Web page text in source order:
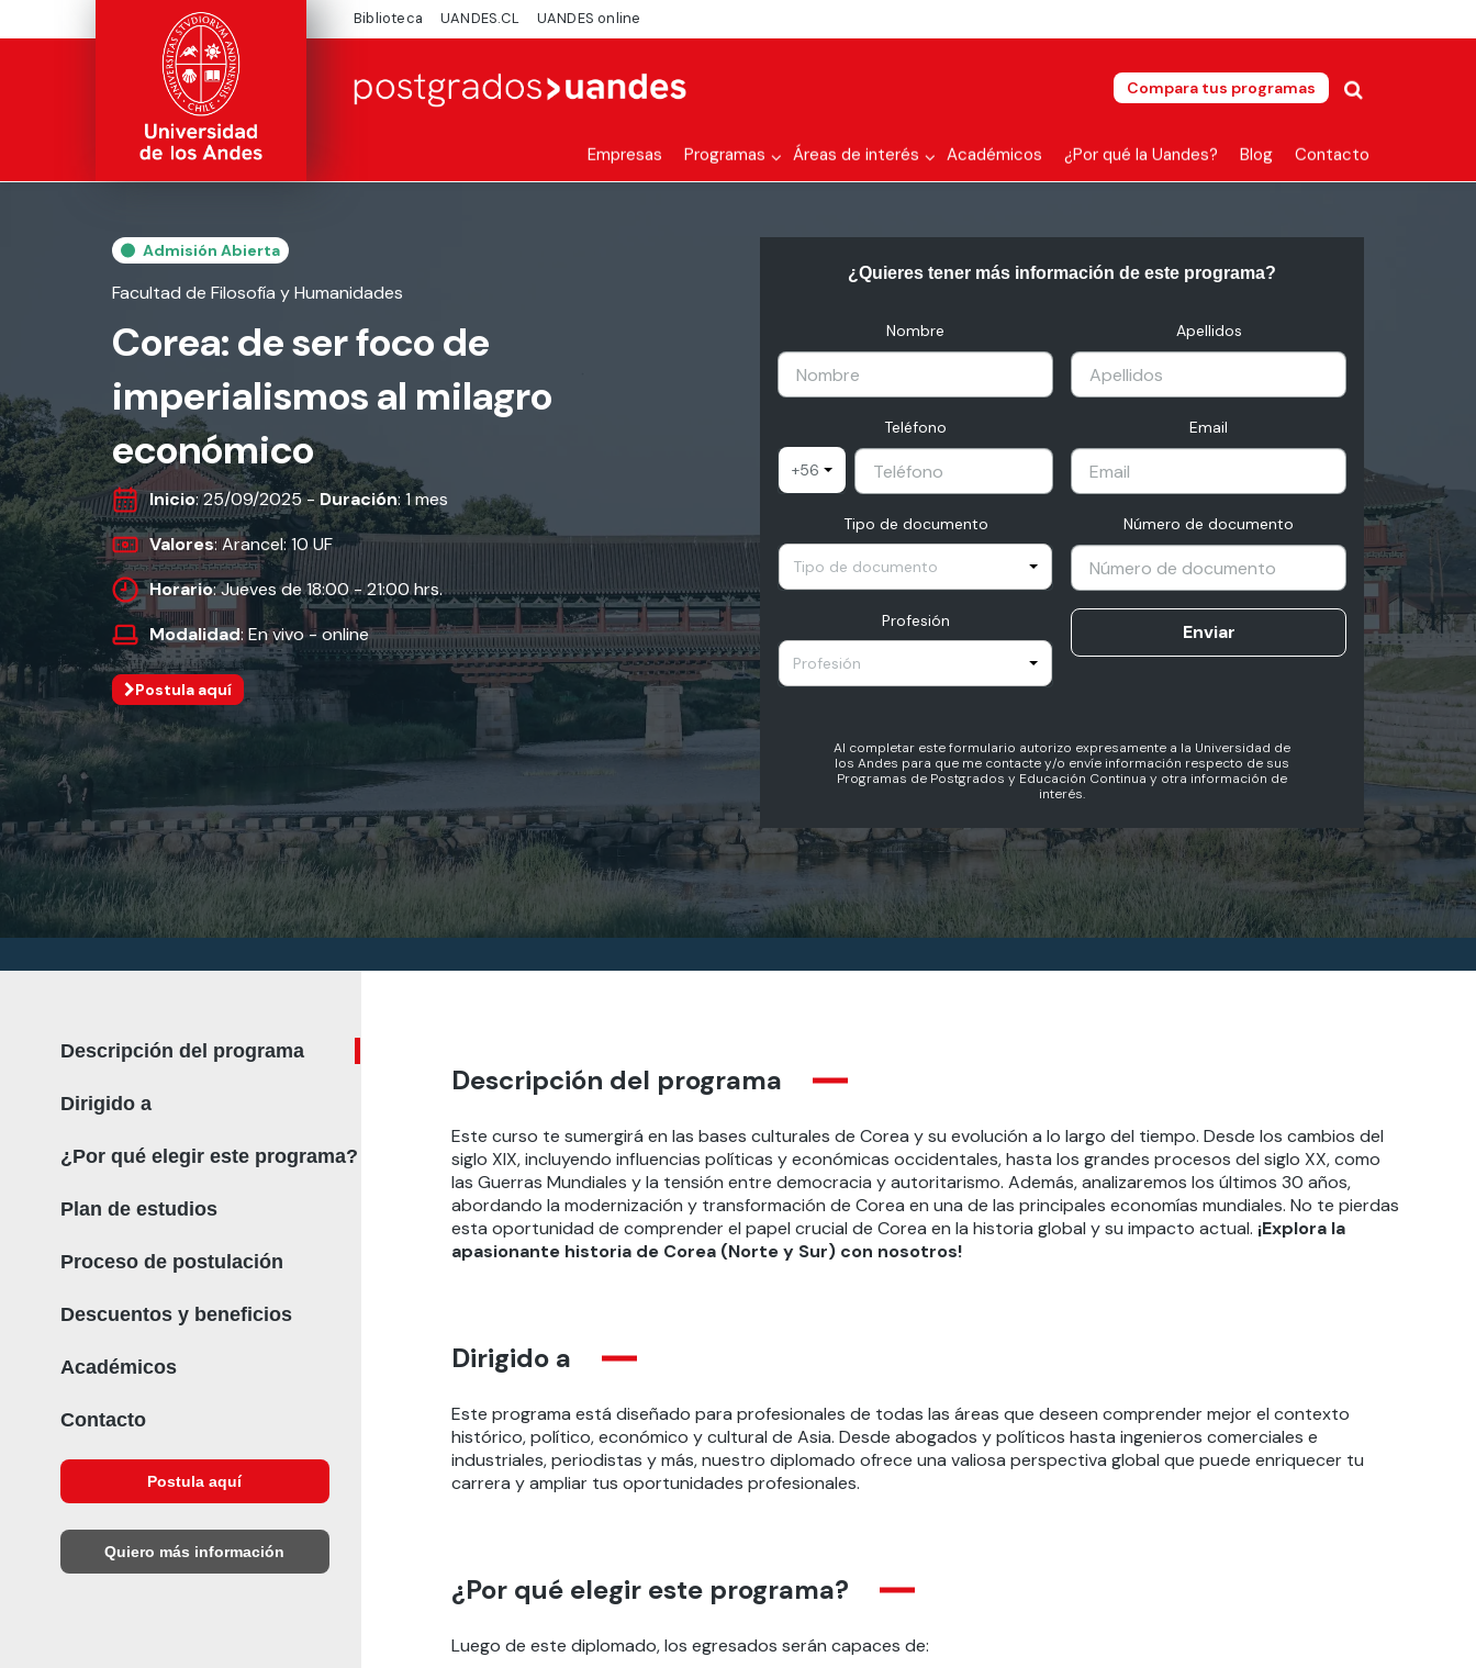
Biblioteca UANDES.CL UANDES online
Compara tus programas
Empresas Programas Áreas de interés Académicos ¿Por qué la Uandes? Blog Contacto
Admisión Abierta
Facultad de Filosofía y Humanidades
Corea: de ser foco de
imperialismos al milagro
económico
Inicio: 25/09/2025 - Duración: 1 mes
Valores: Arancel: 10 UF
Horario: Jueves de 18:00 - 21:00 hrs.
Modalidad: En vivo - online
Postula aquí
¿Quieres tener más información de este programa?
Nombre Apellidos
Teléfono
+56
Email
Tipo de documento
Tipo de documento
Número de documento
Profesión
Profesión
Enviar
Al completar este formulario autorizo expresamente a la Universidad de
los Andes para que me contacte y/o envíe información respecto de sus
Programas de Postgrados y Educación Continua y otra información de
interés.
Descripción del programa
Dirigido a
¿Por qué elegir este programa?
Plan de estudios
Proceso de postulación
Descuentos y beneficios
Académicos
Contacto
Postula aquí
Quiero más información
Descripción del programa
Este curso te sumergirá en las bases culturales de Corea y su evolución a lo largo del tiempo. Desde los cambios del
siglo XIX, incluyendo influencias políticas y económicas occidentales, hasta los grandes procesos del siglo XX, como
las Guerras Mundiales y la tensión entre democracia y autoritarismo. Además, analizaremos los últimos 30 años,
abordando la modernización y transformación de Corea en una de las principales economías mundiales. No te pierdas
esta oportunidad de comprender el papel crucial de Corea en la historia global y su impacto actual. ¡Explora la
apasionante historia de Corea (Norte y Sur) con nosotros!
Dirigido a
Este programa está diseñado para profesionales de todas las áreas que deseen comprender mejor el contexto
histórico, político, económico y cultural de Asia. Desde abogados y políticos hasta ingenieros comerciales e
industriales, periodistas y más, nuestro diplomado ofrece una valiosa perspectiva global que puede enriquecer tu
carrera y ampliar tus oportunidades profesionales.
¿Por qué elegir este programa?
Luego de este diplomado, los egresados serán capaces de: